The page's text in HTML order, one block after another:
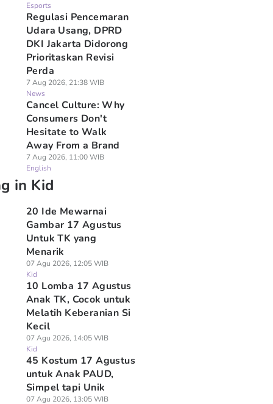
Esports
Regulasi Pencemaran
Udara Usang, DPRD
DKI Jakarta Didorong
Prioritaskan Revisi
Perda
7 Aug 2026, 21:38 WIB
News
Cancel Culture: Why
Consumers Don't
Hesitate to Walk
Away From a Brand
7 Aug 2026, 11:00 WIB
English
in Kid
20 Ide Mewarnai
Gambar 17 Agustus
Untuk TK yang
Menarik
07 Agu 2026, 12:05 WIB
Kid
10 Lomba 17 Agustus
Anak TK, Cocok untuk
Melatih Keberanian Si
Kecil
07 Agu 2026, 14:05 WIB
Kid
45 Kostum 17 Agustus
untuk Anak PAUD,
Simpel tapi Unik
07 Agu 2026, 13:05 WIB